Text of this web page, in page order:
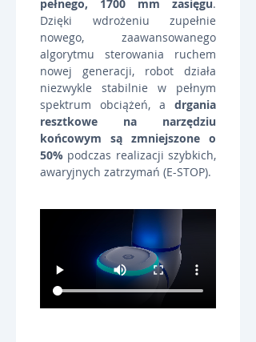
pełnego, 1700 mm zasięgu.
Dzięki wdrożeniu zupełnie
nowego, zaawansowanego
algorytmu sterowania ruchem
nowej generacji, robot działa
niezwykle stabilnie w pełnym
spektrum obciążeń, a drgania
resztkowe na narzędziu
końcowym są zmniejszone o
50% podczas realizacji szybkich,
awaryjnych zatrzymań (E-STOP).